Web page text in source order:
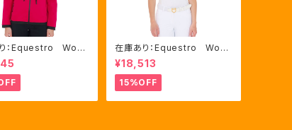
：Equestro Wom
ターロックフロン
フーディ ピンク・
色（ETW00046）
在庫あり：Equestro Wom
en's レース風競技用シャ
ツ Mサイズのみ（ETW002
21）
¥18,513
15%OFF